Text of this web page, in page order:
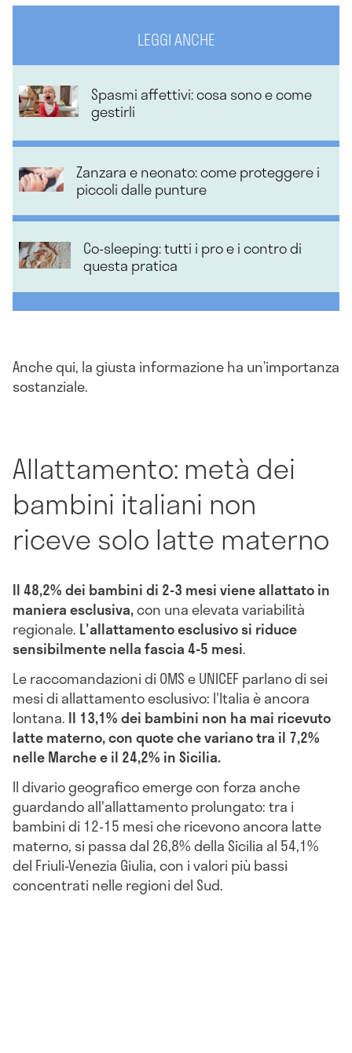
LEGGI ANCHE
Spasmi affettivi: cosa sono e come
gestirli
Zanzara e neonato: come proteggere i
piccoli dalle punture
Co-sleeping: tutti i pro e i contro di
questa pratica
Anche qui, la giusta informazione ha un’importanza
sostanziale.
Allattamento: metà dei
bambini italiani non
riceve solo latte materno
Il 48,2% dei bambini di 2-3 mesi viene allattato in
maniera esclusiva,con una elevata variabilità
regionale. L'allattamento esclusivo si riduce
sensibilmente nella fascia 4-5 mesi.
Le raccomandazioni di OMS e UNICEF parlano di sei
mesi di allattamento esclusivo: l'Italia è ancora
lontana. Il 13,1% dei bambini non ha mai ricevuto
latte materno, con quote che variano tra il 7,2%
nelle Marche e il 24,2% in Sicilia.
Il divario geografico emerge con forza anche
guardando all'allattamento prolungato: tra i
bambini di 12-15 mesi che ricevono ancora latte
materno, si passa dal 26,8% della Sicilia al 54,1%
del Friuli-Venezia Giulia, con i valori più bassi
concentrati nelle regioni del Sud.